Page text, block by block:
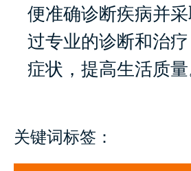
便准确诊断疾病并
过专业的诊断和治
症状，提高生活质量
关键词标签：